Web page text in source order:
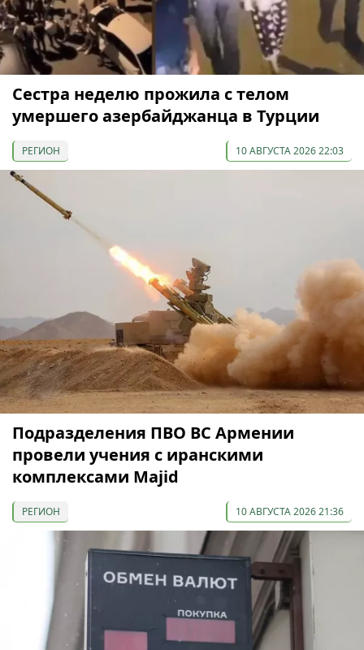
Сестра неделю прожила с телом
умершего азербайджанца в Турции
РЕГИОН 10 АВГУСТА 2026 22:03
Подразделения ПВО ВС Армении
провели учения с иранскими
комплексами Majid
РЕГИОН 10 АВГУСТА 2026 21:36